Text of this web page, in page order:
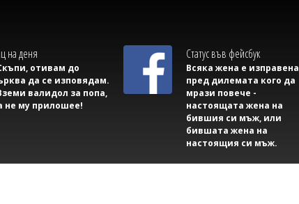
на деня
отивам до
да се изповядам.
валидол за попа,
не му прилошее!
Статус във фейсбук
Всяка жена е изправена
пред дилемата кого да
мрази повече -
настоящата жена на
бившия си мъж, или
бившата жена на
настоящия си мъж.